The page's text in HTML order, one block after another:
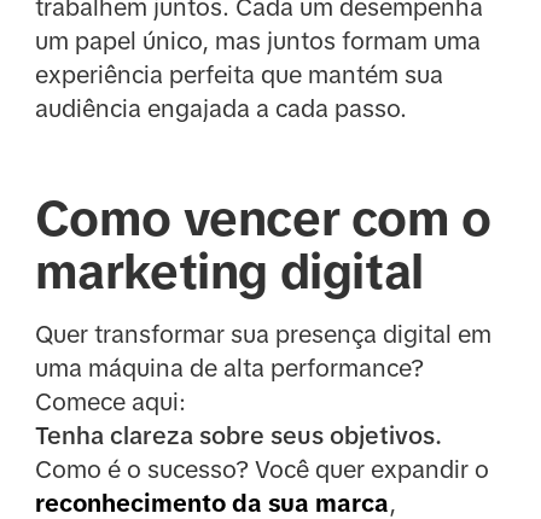
trabalhem juntos. Cada um desempenha
um papel único, mas juntos formam uma
experiência perfeita que mantém sua
audiência engajada a cada passo.
Como vencer com o
marketing digital
Quer transformar sua presença digital em
uma máquina de alta performance?
Comece aqui:
Tenha clareza sobre seus objetivos.
Como é o sucesso? Você quer expandir o
reconhecimento da sua marca,